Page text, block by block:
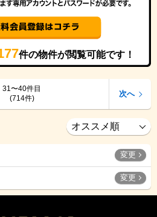
件の物件が閲覧可能です！
31〜40件目
(714件)
次へ
変更
変更